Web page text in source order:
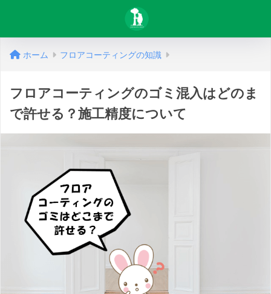
ホーム フロアコーティングの知識
フロアコーティングのゴミ混入はどのま
で許せる？施工精度について